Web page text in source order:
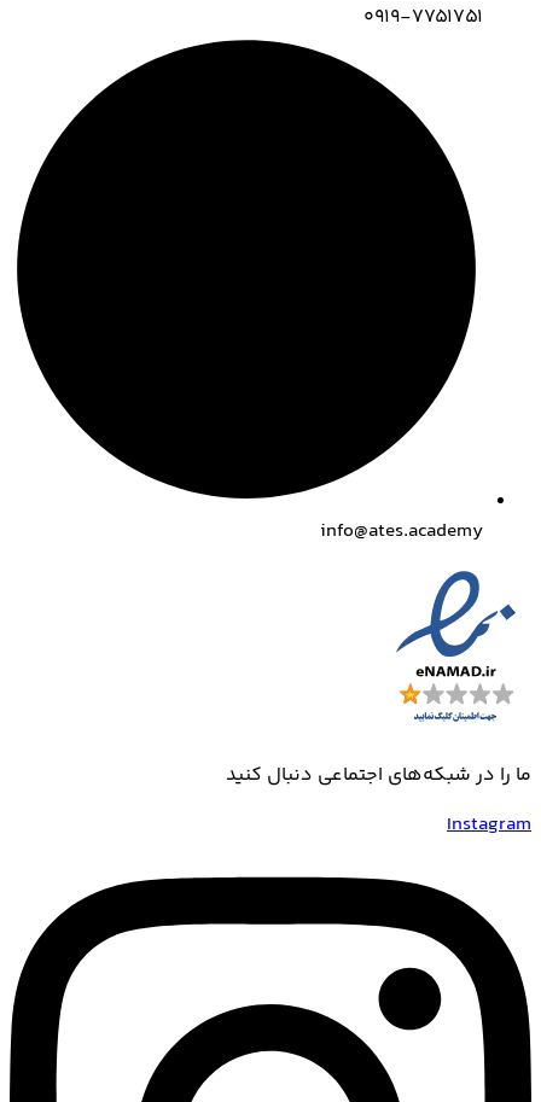
۰۹۱۹-۷۷۵۱۷۵۱
info@ates.academy
ما را در شبکه‌های اجتماعی دنبال کنید
Instagram